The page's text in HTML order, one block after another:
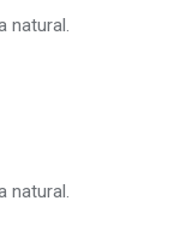
natural.
natural.